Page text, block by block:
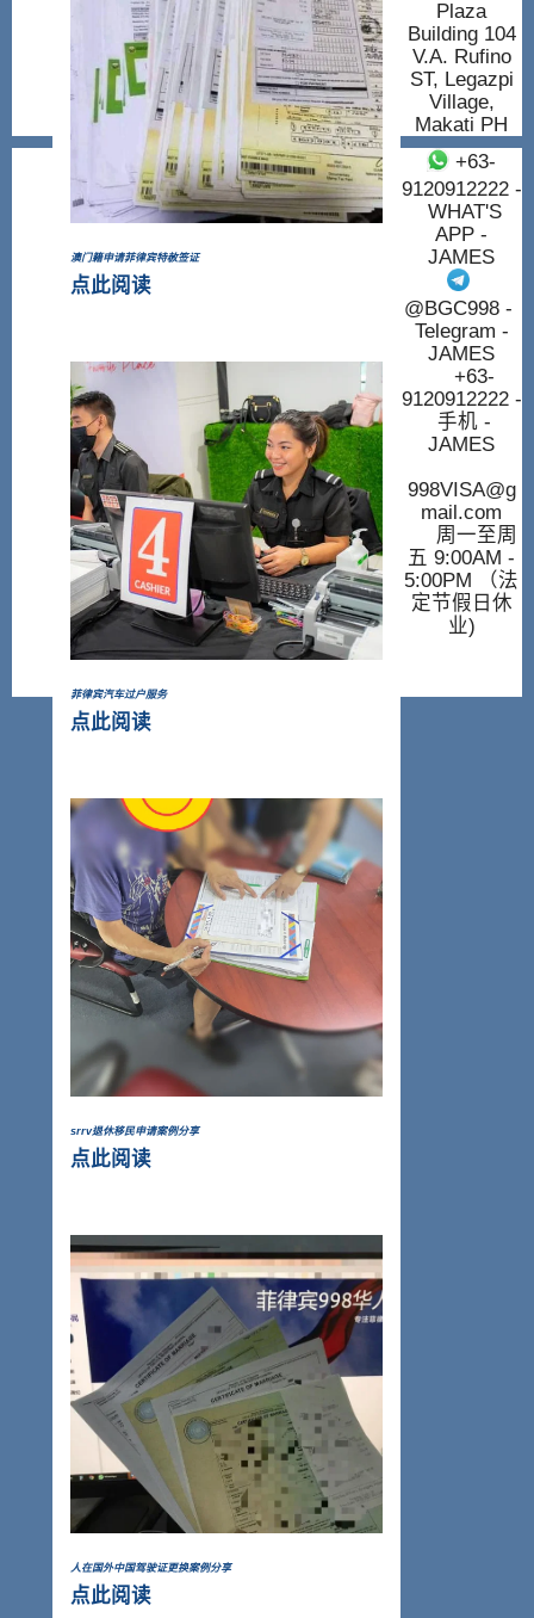
澳门籍申请菲律宾特赦签证
点此阅读
菲律宾汽车过户服务
点此阅读
srrv退休移民申请案例分享
点此阅读
人在国外中国驾驶证更换案例分享
点此阅读
Plaza
Building 104
V.A. Rufino
ST, Legazpi
Village,
Makati PH
+63-
9120912222-
WHAT'S
APP -
JAMES
@BGC998 -
Telegram -
JAMES
+63-
9120912222-
手机 -
JAMES
998VISA@g
mail.com
周一至周
五 9:00AM -
5:00PM （法
定节假日休
业)